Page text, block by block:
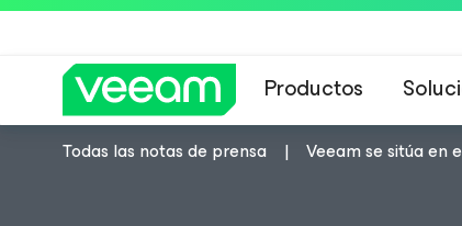
Productos
Todas las notas de prensa Veeam se sitúa en